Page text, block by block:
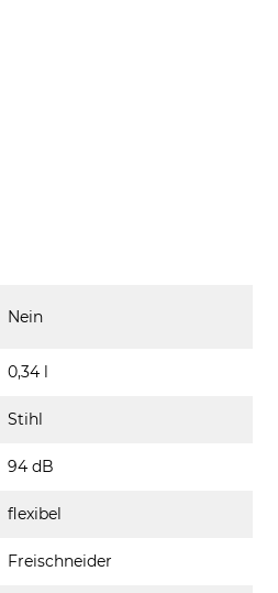
Nein
0,34 l
Stihl
94 dB
flexibel
Freischneider